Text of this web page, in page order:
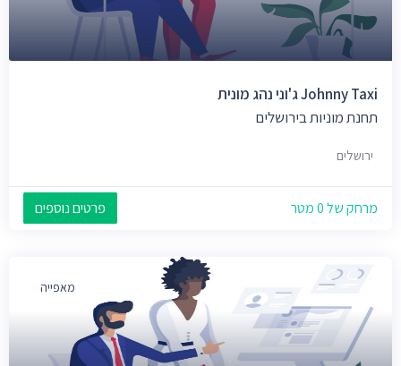
Johnny Taxi ג'וני נהג מונית
תחנת מוניות בירושלים
ירושלים
מרחק של 0 מטר פרטים נוספים
מאפייה